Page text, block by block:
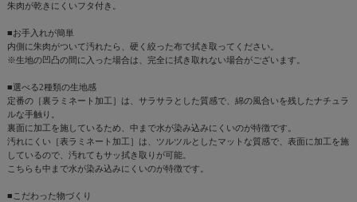
朱肉が乾きにくいフタ付き。
■お手入れが簡単
内側に朱肉がついて汚れたら、硬く絞った布で拭き取ってください。
※生地の凹凸の間に入った場合は、完全に拭き取れない場合がございます。
■選べる2種類の生地感
定番の［裏ラミネート加工］は、サラサラとした質感で、綿の風合いを残したナチュラ
ルな手触り。
裏面に加工を施しているため、中まで水が染み込みにくいのが特徴です。
汚れにくい［表ラミネート加工］は、ツルツルとしたマットな質感で、表面に加工を施
しているので、汚れてもサッ拭き取りが可能。
こちらも中まで水が染み込みにくいのが特徴です。
■こだわった物づくり